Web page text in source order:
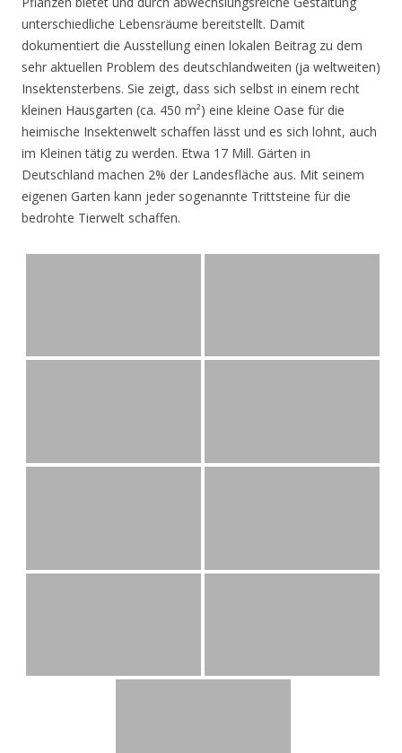
unterschiedliche Lebensräume bereitstellt. Damit
dokumentiert die Ausstellung einen lokalen Beitrag zu dem
sehr aktuellen Problem des deutschlandweiten (ja weltweiten)
Insektensterbens. Sie zeigt, dass sich selbst in einem recht
kleinen Hausgarten (ca. 450 m²) eine kleine Oase für die
heimische Insektenwelt schaffen lässt und es sich lohnt, auch
im Kleinen tätig zu werden. Etwa 17 Mill. Gärten in
Deutschland machen 2% der Landesfläche aus. Mit seinem
eigenen Garten kann jeder sogenannte Trittsteine für die
bedrohte Tierwelt schaffen.